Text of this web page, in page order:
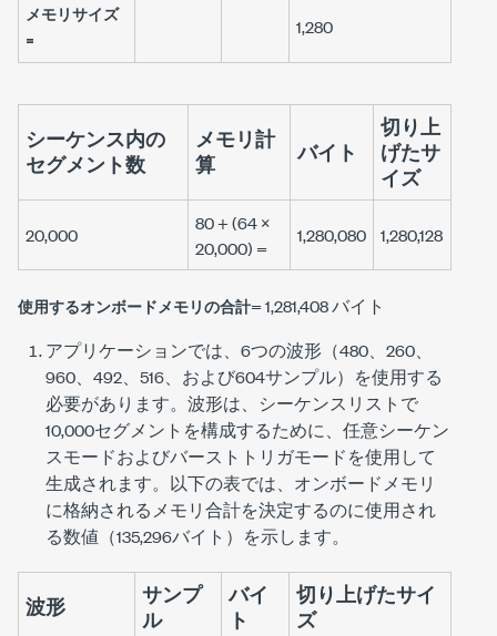
メモリサイズ
=
1,280
シーケンス内の
セグメント数
メモリ計
算
バイト
切り上
げたサ
イズ
20,000
80 + (64 ×
20,000) =
1,280,080 1,280,128
使用するオンボードメモリの合計= 1,281,408 バイト
アプリケーションでは、6つの波形（480、260、
960、492、516、および604サンプル）を使用する
必要があります。波形は、シーケンスリストで
10,000セグメントを構成するために、任意シーケン
スモードおよびバーストトリガモードを使用して
生成されます。以下の表では、オンボードメモリ
に格納されるメモリ合計を決定するのに使用され
る数値（135,296バイト）を示します。
波形
サンプ
ル
バイ
ト
切り上げたサイ
ズ